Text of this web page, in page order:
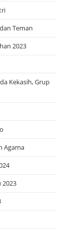
Teman
2023
Kekasih, Grup
Agama
2023